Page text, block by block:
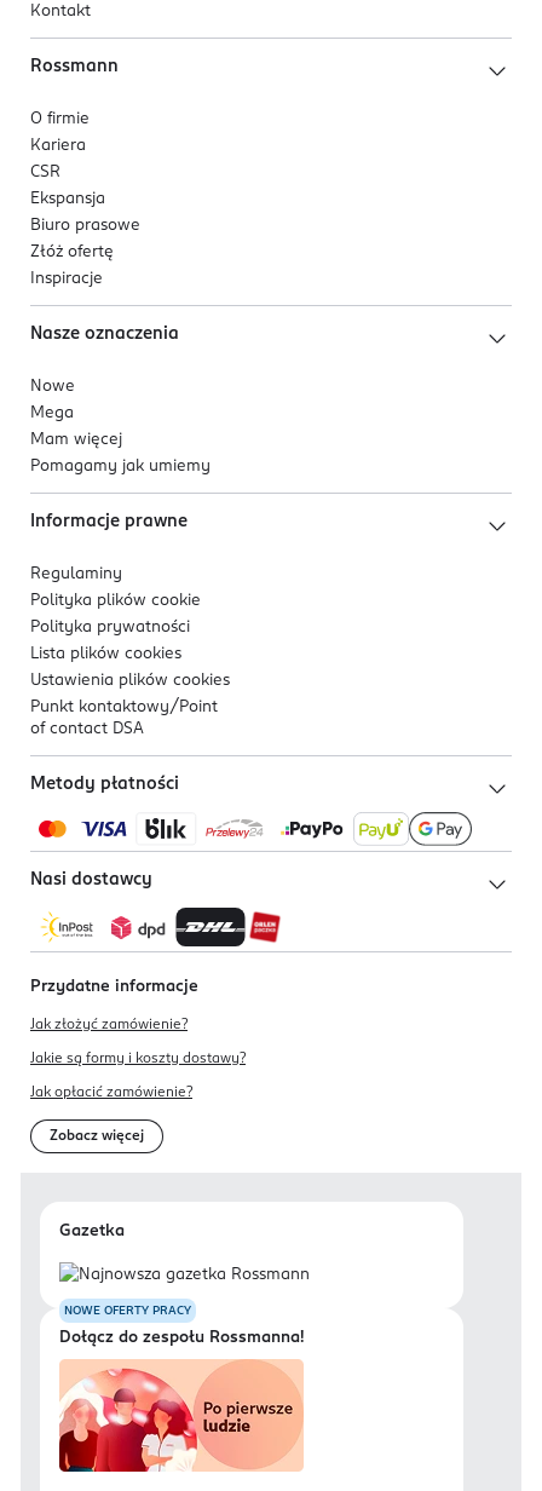
Kontakt
Rossmann
O firmie
Kariera
CSR
Ekspansja
Biuro prasowe
Złóż ofertę
Inspiracje
Nasze oznaczenia
Nowe
Mega
Mam więcej
Pomagamy jak umiemy
Informacje prawne
Regulaminy
Polityka plików cookie
Polityka prywatności
Lista plików cookies
Ustawienia plików cookies
Punkt kontaktowy/ Point
of contact DSA
Metody płatności
Nasi dostawcy
Przydatne informacje
Jak złożyć zamówienie?
Jakie są formy i koszty dostawy?
Jak opłacić zamówienie?
Zobacz więcej
Gazetka
NOWE OFERTY PRACY
Dołącz do zespołu Rossmanna!